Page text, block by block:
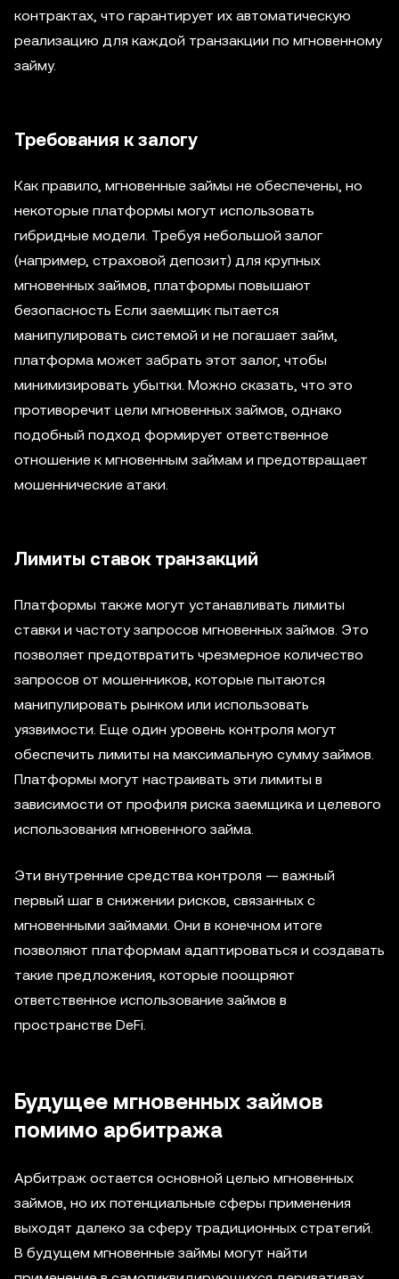
контрактах, что гарантирует их автоматическую
реализацию для каждой транзакции по мгновенному
займу.
Требования к залогу
Как правило, мгновенные займы не обеспечены, но
некоторые платформы могут использовать
гибридные модели. Требуя небольшой залог
(например, страховой депозит) для крупных
мгновенных займов, платформы повышают
безопасность Если заемщик пытается
манипулировать системой и не погашает займ,
платформа может забрать этот залог, чтобы
минимизировать убытки. Можно сказать, что это
противоречит цели мгновенных займов, однако
подобный подход формирует ответственное
отношение к мгновенным займам и предотвращает
мошеннические атаки.
Лимиты ставок транзакций
Платформы также могут устанавливать лимиты
ставки и частоту запросов мгновенных займов. Это
позволяет предотвратить чрезмерное количество
запросов от мошенников, которые пытаются
манипулировать рынком или использовать
уязвимости. Еще один уровень контроля могут
обеспечить лимиты на максимальную сумму займов.
Платформы могут настраивать эти лимиты в
зависимости от профиля риска заемщика и целевого
использования мгновенного займа.
Эти внутренние средства контроля — важный
первый шаг в снижении рисков, связанных с
мгновенными займами. Они в конечном итоге
позволяют платформам адаптироваться и создавать
такие предложения, которые поощряют
ответственное использование займов в
пространстве DeFi.
Будущее мгновенных займов
помимо арбитража
Арбитраж остается основной целью мгновенных
займов, но их потенциальные сферы применения
выходят далеко за сферу традиционных стратегий.
В будущем мгновенные займы могут найти